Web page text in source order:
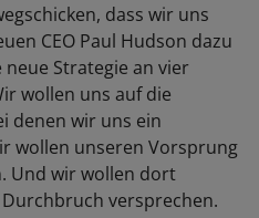
dass wir uns
CEO Paul Hudson dazu
Strategie an vier
wollen uns auf die
denen wir uns ein
wollen unseren Vorsprung
Und wir wollen dort
versprechen.